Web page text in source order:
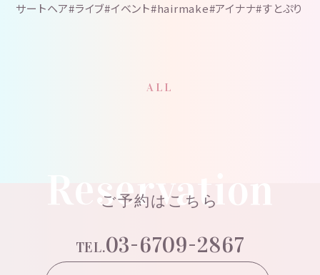
サートヘア#ライブ#イベント#hairmake#アイナナ#すとぷり
ALL
Reservation
ご予約はこちら
TEL.03-6709-2867